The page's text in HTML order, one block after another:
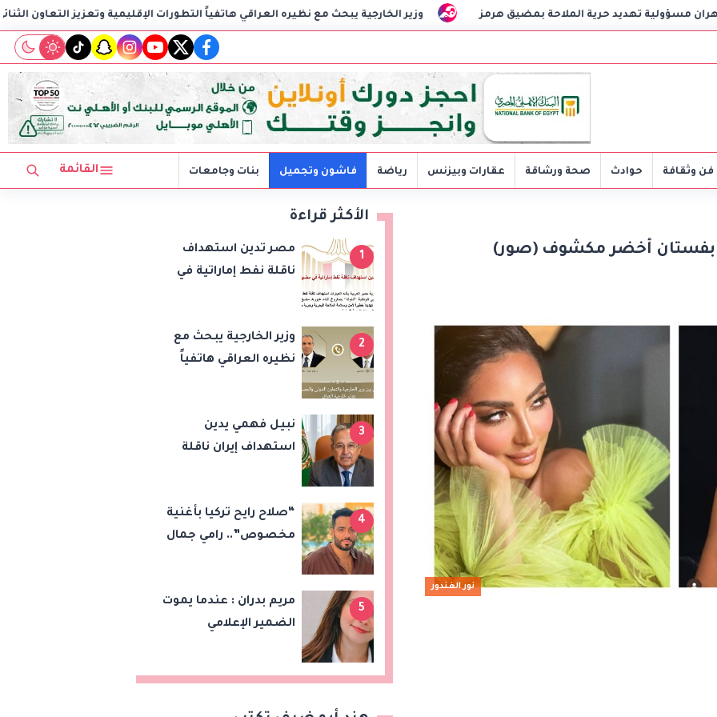
مصر وزير الخارجية يبحث مع نظيره العراقي هاتفياً التطورات الإقليمية وتعزيز التعاون الثنائي حرية الملاحة بمضيق هرمز
facebook
twitter
youtube
instagram
snapchat
tiktok
فن وثقافة حوادث صحة ورشاقة عقارات وبيزنس رياضة فاشون وتجميل بنات وجامعات القائمة
بفستان أخضر مكشوف (صور)
نور الغندور
الأكثر قراءة
1
مصر تدين استهداف
ناقلة نفط إماراتية في
2
وزير الخارجية يبحث مع
نظيره العراقي هاتفياً
3
نبيل فهمي يدين
استهداف إيران ناقلة
حرية الملاحة بمضيق
هرمز
4
“صلاح رايح تركيا بأغنية
مخصوص”.. رامي جمال
5
مريم بدران : عندما يموت
الضمير الإعلامي